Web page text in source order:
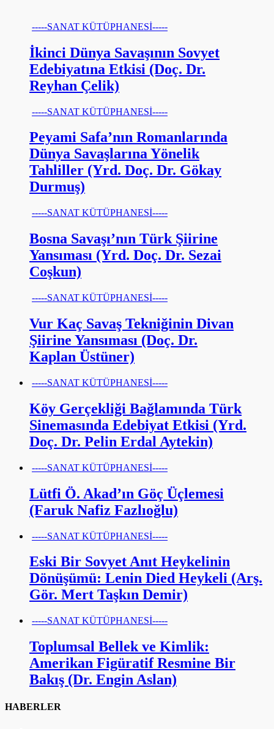
-----SANAT KÜTÜPHANESİ-----
İkinci Dünya Savaşının Sovyet
Edebiyatına Etkisi (Doç. Dr.
Reyhan Çelik)
-----SANAT KÜTÜPHANESİ-----
Peyami Safa’nın Romanlarında
Dünya Savaşlarına Yönelik
Tahliller (Yrd. Doç. Dr. Gökay
Durmuş)
-----SANAT KÜTÜPHANESİ-----
Bosna Savaşı’nın Türk Şiirine
Yansıması (Yrd. Doç. Dr. Sezai
Coşkun)
-----SANAT KÜTÜPHANESİ-----
Vur Kaç Savaş Tekniğinin Divan
Şiirine Yansıması (Doç. Dr.
Kaplan Üstüner)
-----SANAT KÜTÜPHANESİ-----
Köy Gerçekliği Bağlamında Türk
Sinemasında Edebiyat Etkisi (Yrd.
Doç. Dr. Pelin Erdal Aytekin)
-----SANAT KÜTÜPHANESİ-----
Lütfi Ö. Akad’ın Göç Üçlemesi
(Faruk Nafiz Fazlıoğlu)
-----SANAT KÜTÜPHANESİ-----
Eski Bir Sovyet Anıt Heykelinin
Dönüşümü: Lenin Died Heykeli (Arş.
Gör. Mert Taşkın Demir)
-----SANAT KÜTÜPHANESİ-----
Toplumsal Bellek ve Kimlik:
Amerikan Figüratif Resmine Bir
Bakış (Dr. Engin Aslan)
HABERLER